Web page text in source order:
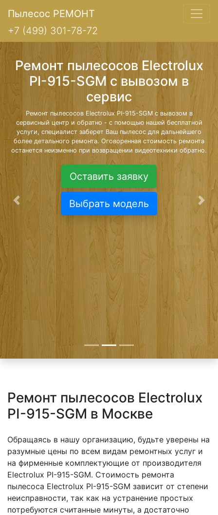
Пылесос РЕМОНТ
+7 (499) 301-78-72
Ремонт пылесосов Electrolux
PI-915-SGM с вывозом в
сервис
Ремонт пылесосов Electrolux PI-915-SGM с вывозом в
сервисный центр и обратно - с помощью нашей бесплатной
услуги, специалист заберет Ваш пылесос для дальнейшего
более детального ремонта. Оговоренная стоимость ремонта
останется неизменно при возвращении видеотехники обратно.
Оставить заявку
Выбрать модель
Предыдущая
Ремонт пылесосов Electrolux
PI-915-SGM в Москве
Обращаясь в нашу организацию, будьте уверены на
разумные цены по всем видам ремонтных услуг и
на фирменные комплектующие от производителя
Electrolux PI-915-SGM. Стоимость ремонта
пылесоса Electrolux PI-915-SGM зависит от степени
неисправности, так как на устранение простых
потребуются считанные минуты, а достаточно